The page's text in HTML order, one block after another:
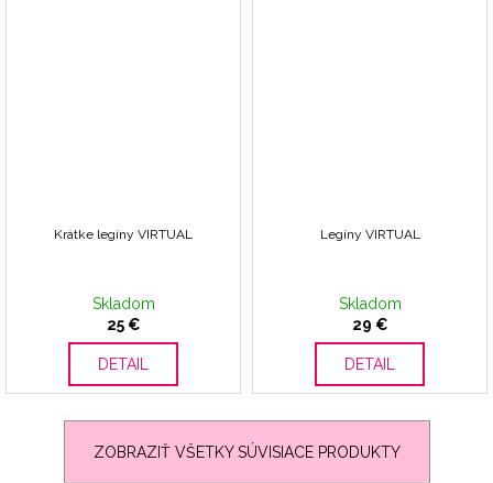
Krátke legíny VIRTUAL
Skladom
25 €
DETAIL
Legíny VIRTUAL
Skladom
29 €
DETAIL
ZOBRAZIŤ VŠETKY SÚVISIACE PRODUKTY